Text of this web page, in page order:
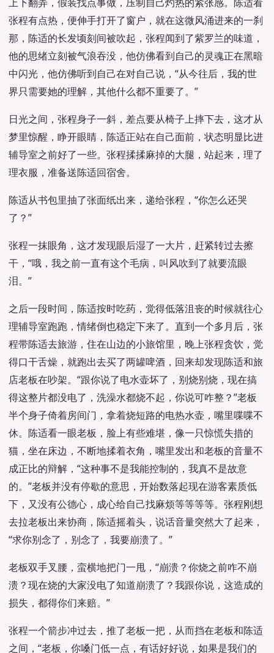
张程有点热，便伸手打开了窗户，就在这微风涌进来的一刹
那，陈适的长发顷刻间被吹起，张程闻到了紫罗兰的味道，
他的思绪立刻被气浪吞没，他仿佛看到自己的灵魂正在黑暗
中闪光，他仿佛听到自己在对自己说，“从今往后，我的世
界只需要她的理解，其他什么都不重要了。”
日光之间，张程身子一斜，差点要从椅子上摔下去，这才从
梦里惊醒，睁开眼睛，陈适正站在自己面前，状态明显比进
辅导室之前好了一些。张程揉揉麻掉的大腿，站起来，理了
理衣服，准备送陈适回宿舍。
陈适从书包里抽了张面纸出来，递给张程，“你怎么还哭
了？”
张程一抹眼角，这才发现眼后湿了一大片，赶紧转过去擦
干，“哦，我之前一直有这个毛病，叫风吹到了就要流眼
泪。”
之后一段时间，陈适按时吃药，觉得低落沮丧的时候就往心
理辅导室跑跑，情绪倒也稳定下来了。直到一个多月后，张
程带陈适去旅游，住在山边的小旅馆里，晚上张程贪饮，觉
得口干舌燥，就跑出去买了两罐啤酒，回来却发现陈适和旅
店老板在吵架。“跟你说了电水壶坏了，别烧别烧，现在搞
得这整片都没电了，洗澡水都烧不起，你说可咋整？”老板
半个身子倚着房间门，拿着烧短路的电热水壶，嘴里喋喋不
休。陈适看一眼老板，脸上有些难堪，像一只惊慌失措的
猫，坐在床边，不断地揉着衣角，嘴里发出和老板的音量不
成正比的辩解，“这种事不是我能控制的，我真不是故意
的。”老板并没有停歇的意思，开始数落起现在游客素质低
下，又没有公德心，成心给自己找麻烦等等等等。张程刚想
去拉老板出来协商，陈适摇着头，说话音量突然大了起来，
“求你别念了，别念了，我要崩溃了。”
老板双手叉腰，蛮横地把门一甩，“崩溃？你烧之前咋不崩
溃？现在烧的大家没电了知道崩溃了？我跟你说，这造成的
损失，都得你们来赔。”
张程一个箭步冲过去，推了老板一把，从而挡在老板和陈适
之间，“老板，你嗓门低一点，有话好好说，如果是我们的